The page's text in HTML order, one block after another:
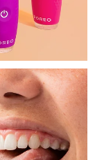
Set
PAP gel
set
LED mask
送达日期 8/8/26
送达日期
送达日期8/8/26
送达日期 8/8/26
送达日期8/8/26